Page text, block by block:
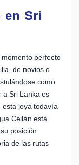
en Sri
perfecto
de novios o
como
a Sri Lanka es
, esta joya todavía
Ceilán está
posición
de las rutas